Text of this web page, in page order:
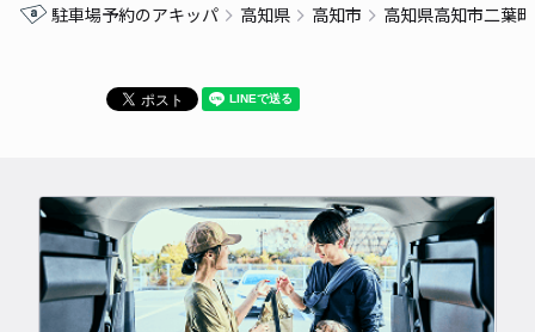
駐車場予約のアキッパ 高知県 高知市 高知県高知市二葉